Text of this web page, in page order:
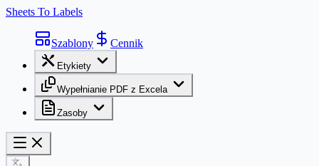
Sheets To Labels
Szablony Cennik
Etykiety
Wypełnianie PDF z Excela
Zasoby